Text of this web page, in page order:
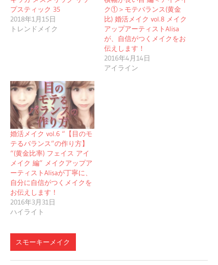
プスティック 35
2018年1月15日
トレンドメイク
ク①＞モテバランス(黄金
比) 婚活メイク vol.8 メイク
アップアーティストAlisa
が、自信がつくメイクをお
伝えします！
2016年4月14日
アイライン
婚活メイク vol.6 “【目のモ
テるバランス”の作り方】
“(黄金比率) フェイス アイ
メイク 編” メイクアップア
ーティストAlisaが丁寧に、
自分に自信がつくメイクを
お伝えします！
2016年3月31日
ハイライト
スモーキーメイク